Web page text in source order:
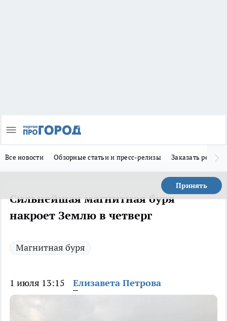
Все новости Обзорные статьи и пресс-релизы Заказать
Принять
Сильнейшая магнитная буря
накроет Землю в четверг
Магнитная буря
1 июля 13:15 Елизавета Петрова